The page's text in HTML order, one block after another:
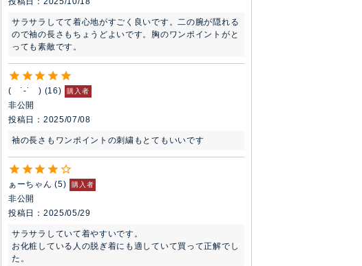
サラサラしてて着心地がすごく良いです。二の腕が隠れる
ので袖の長さもちょうどよいです。胸のワンポイントがと
っても素敵です。
( ˙-˙ ) 16 購入者
非公開
投稿日
2025/07/08
袖の長さもワンポイントの刺繍もとてもいいです
ぁーちゃん 5 購入者
非公開
投稿日
2025/05/29
サラサラしていて着やすいです。
お化粧している人の脱ぎ着にも適していて買って正解でし
た。